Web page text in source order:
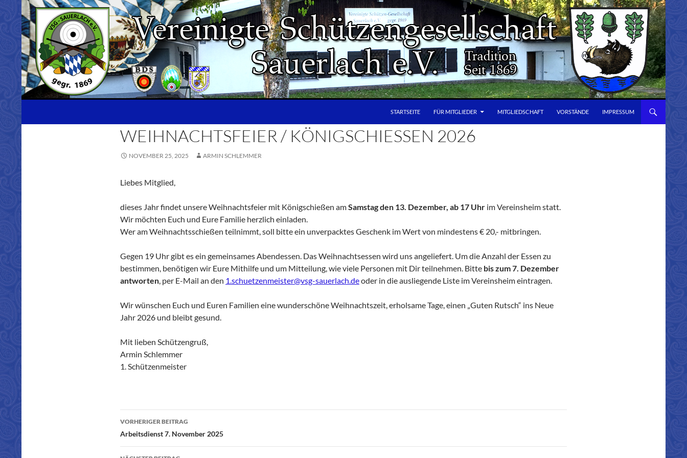
Inhalt
springen
STARTSEITE FÜR MITGLIEDER MITGLIEDSCHAFT VORSTÄNDE IMPRESSUM
WEIHNACHTSFEIER / KÖNIGSCHIESSEN 2026
NOVEMBER 25, 2025 ARMIN SCHLEMMER
Liebes Mitglied,
dieses Jahr findet unsere Weihnachtsfeier mit Königschießen amSamstag den 13. Dezember, ab 17 Uhr im Vereinsheim statt.
Wir möchten Euch und Eure Familie herzlich einladen.
Wer am Weihnachtsschießen teilnimmt, soll bitte ein unverpacktes Geschenk im Wert von mindestens € 20,- mitbringen.
Gegen 19 Uhr gibt es ein gemeinsames Abendessen. Das Weihnachtsessen wird uns angeliefert. Um die Anzahl der Essen zu
bestimmen, benötigen wir Eure Mithilfe und um Mitteilung, wie viele Personen mit Dir teilnehmen. Bitte bis zum 7. Dezember
antworten, per E-Mail an den 1.schuetzenmeister@vsg-sauerlach.deoder in die ausliegende Liste im Vereinsheim eintragen.
Wir wünschen Euch und Euren Familien eine wunderschöne Weihnachtszeit, erholsame Tage, einen „Guten Rutsch“ ins Neue
Jahr 2026 und bleibt gesund.
Mit lieben Schützengruß,
Armin Schlemmer
1. Schützenmeister
Beitragsnavigation
VORHERIGER BEITRAG
Arbeitsdienst 7. November 2025